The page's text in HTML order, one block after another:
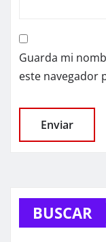
Guarda mi
este navegador
BUSCAR